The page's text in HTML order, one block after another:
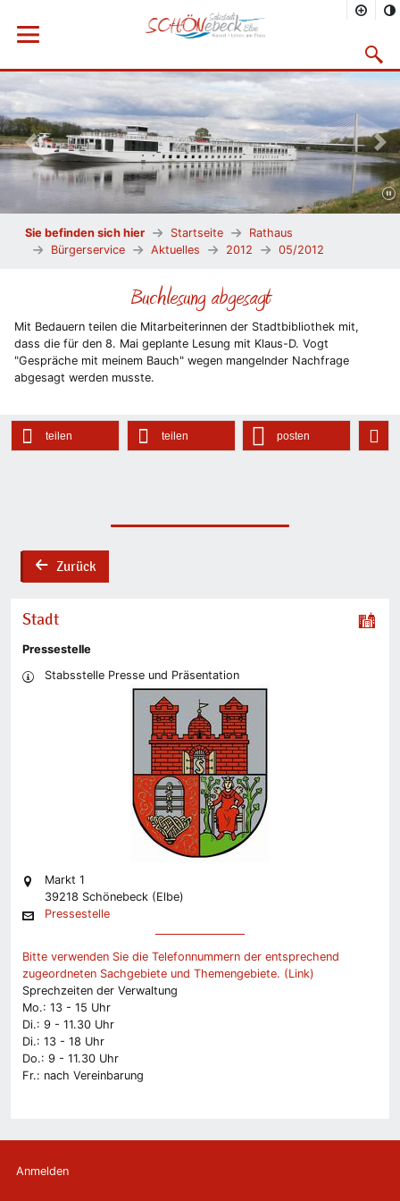
Menü öffnen
Vorheriges Bild
Sie befinden sich hier Startseite
Rathaus
Bürgerservice
Aktuelles 2012 05/2012
Buchlesung abgesagt
Mit Bedauern teilen die Mitarbeiterinnen der Stadtbibliothek mit,
dass die für den 8. Mai geplante Lesung mit Klaus-D. Vogt
"Gespräche mit meinem Bauch" wegen mangelnder Nachfrage
abgesagt werden musste.
teilen teilen posten
backZurück
Stadt
Pressestelle
Stabsstelle Presse und Präsentation
Markt 1
39218 Schönebeck (Elbe)
Pressestelle
Bitte verwenden Sie die Telefonnummern der entsprechend
zugeordneten Sachgebiete und Themengebiete. (Link)
Sprechzeiten der Verwaltung
Mo.: 13 - 15 Uhr
Di.: 9 - 11.30 Uhr
Di.: 13 - 18 Uhr
Do.: 9 - 11.30 Uhr
Fr.: nach Vereinbarung
Anmelden